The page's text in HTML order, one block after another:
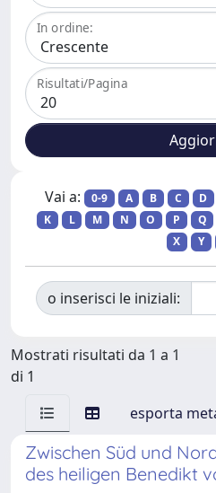
In ordine:
Risultati/Pagina
Vai a: 0-9 A B C D
K
L M N O P Q
X
Y
o inserisci le iniziali:
Mostrati risultati da 1 a 1
di 1
esporta
Zwischen Süd und
des heiligen Benedikt